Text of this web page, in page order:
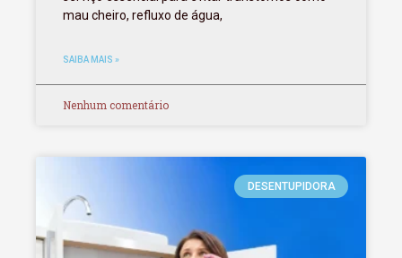
mau cheiro, refluxo de água,
SAIBA MAIS »
Nenhum comentário
DESENTUPIDORA